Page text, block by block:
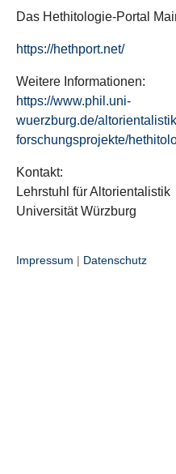
Das Hethitologie-Portal
https://hethport.net/
Weitere Informationen:
https://www.phil.uni-
wuerzburg.de/
forschungsprojekte/
Kontakt:
Lehrstuhl für Altorientalistik
Universität Würzburg
Impressum | Datenschutz